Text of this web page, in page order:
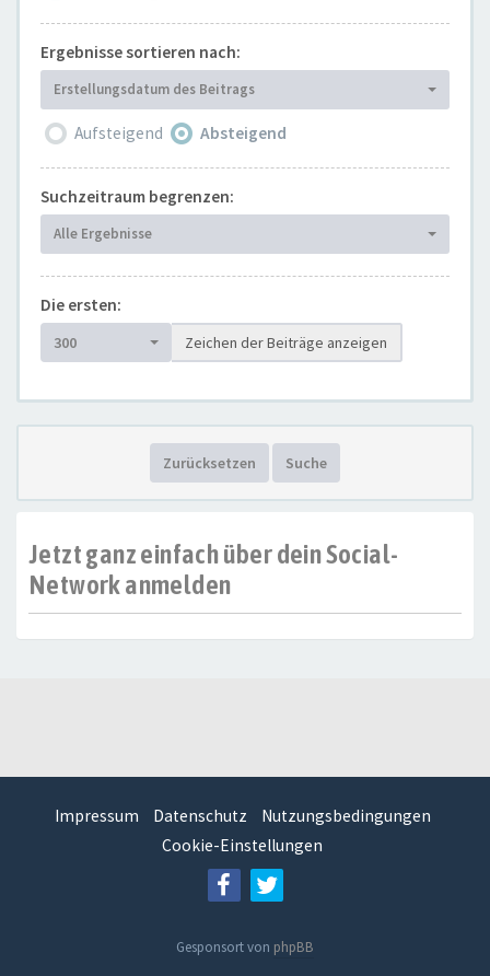
Ergebnisse sortieren nach:
Erstellungsdatum des Beitrags
Aufsteigend Absteigend
Suchzeitraum begrenzen:
Alle Ergebnisse
Die ersten:
300 Zeichen der Beiträge anzeigen
Zurücksetzen Suche
Jetzt ganz einfach über dein Social-
Network anmelden
Impressum Datenschutz
Nutzungsbedingungen
Cookie-Einstellungen
Gesponsort von phpBB